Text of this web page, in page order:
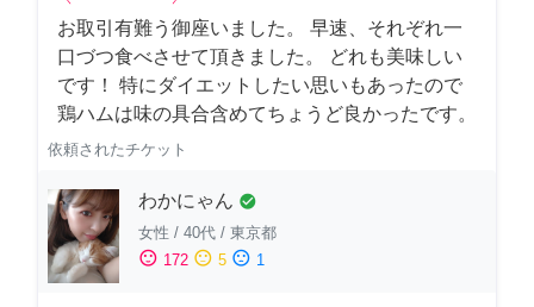
お取引有難う御座いました。 早速、それぞれ一
口づつ食べさせて頂きました。 どれも美味しい
です！ 特にダイエットしたい思いもあったので
鶏ハムは味の具合含めてちょうど良かったです。
依頼されたチケット
わかにゃん check_circle
女性 / 40代 / 東京都
sentiment_satisfied 172 sentiment_neutral 5 sentiment_dissatisfied 1